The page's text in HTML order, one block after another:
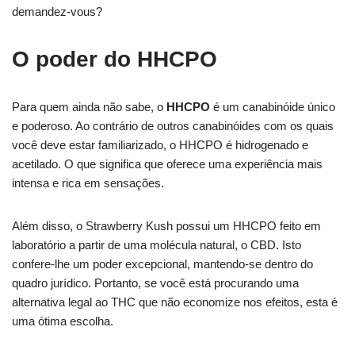
demandez-vous?
O poder do HHCPO
Para quem ainda não sabe, o HHCPO é um canabinóide único
e poderoso. Ao contrário de outros canabinóides com os quais
você deve estar familiarizado, o HHCPO é hidrogenado e
acetilado. O que significa que oferece uma experiência mais
intensa e rica em sensações.
Além disso, o Strawberry Kush possui um HHCPO feito em
laboratório a partir de uma molécula natural, o CBD. Isto
confere-lhe um poder excepcional, mantendo-se dentro do
quadro jurídico. Portanto, se você está procurando uma
alternativa legal ao THC que não economize nos efeitos, esta é
uma ótima escolha.